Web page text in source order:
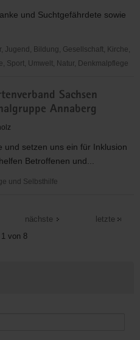
und Suchtgefährdete sowie
Jugend, Bildung, Gesellschaft, Kirche,
Sport, Umwelt, Natur, Denkmalpflege
Sachsen
Annaberg
und setzen uns ein für Inklusion
Betroffenen und...
und Selbsthilfe
von 8
nächste letzte